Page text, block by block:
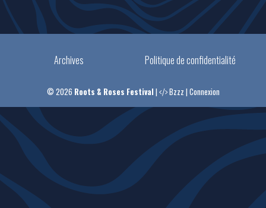
Archives Politique de confidentialité
© 2026 Roots & Roses Festival | Bzzz | Connexion